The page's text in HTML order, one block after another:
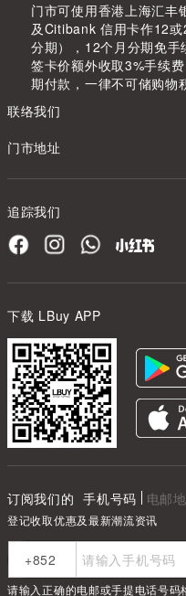
门市可使用香港上海汇丰
及Citibank 信用卡作12
分期），12个月分期免
签卡价额外收取3%手续
期付款，一律不可储购物
联络我们
门市地址
追踪我们
下载 LBuy APP
订阅我们的 手机号码 电邮
登记收取优惠及最新潮流资讯
请输入正确的电邮或手提电话号码